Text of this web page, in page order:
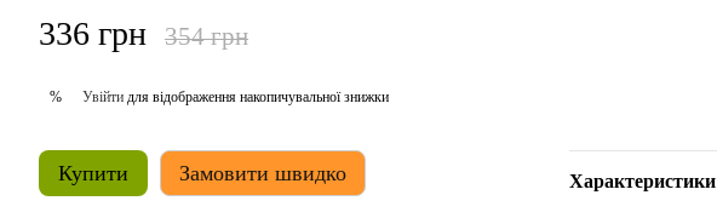
336 грн 354 грн
% Увійти для відображення накопичувальної знижки
Купити Замовити швидко Характеристики